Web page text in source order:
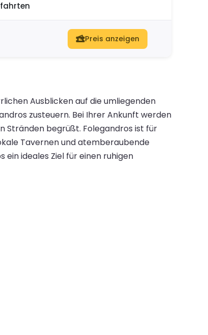
Preis anzeigen
Ausblicken auf die umliegenden
zusteuern. Bei Ihrer Ankunft werden
Stränden begrüßt. Folegandros ist für
Tavernen und atemberaubende
ideales Ziel für einen ruhigen